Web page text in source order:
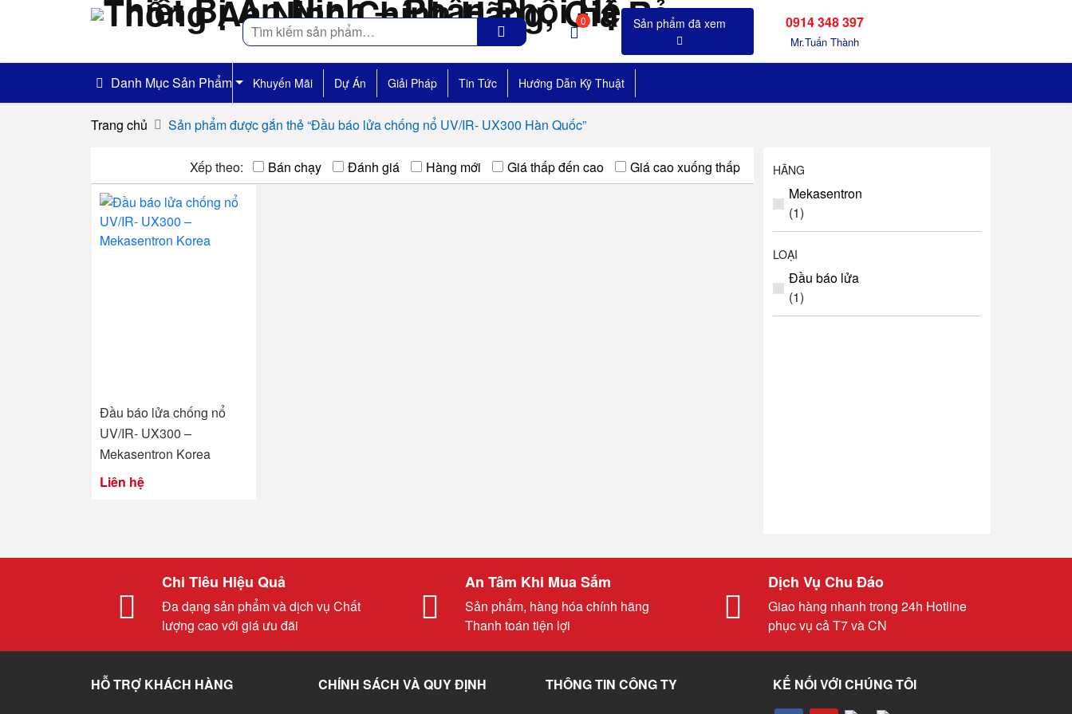
Tìm
kiếm
0 0914 348 397
Mr.Tuấn Thành
Danh Mục Sản Phẩm Khuyến Mãi Dự Án Giải Pháp Tin Tức Hướng Dẫn Kỹ Thuật
Trang chủ Sản phẩm được gắn thẻ “Đầu báo lửa chống nổ UV/IR- UX300 Hàn Quốc”
Xếp theo: Bán chạy Đánh giá Hàng mới Giá thấp đến cao Giá cao xuống thấp
Đầu báo lửa chống nổ
UV/IR- UX300 –
Mekasentron Korea
Liên hệ
HÃNG
Mekasentron
(1)
LOẠI
Đầu báo lửa
(1)
Chi Tiêu Hiệu Quả
Đa dạng sản phẩm và dịch vụ Chất
lượng cao với giá ưu đãi
An Tâm Khi Mua Sắm
Sản phẩm, hàng hóa chính hãng
Thanh toán tiện lợi
Dịch Vụ Chu Đáo
Giao hàng nhanh trong 24h Hotline
phục vụ cả T7 và CN
HỖ TRỢ KHÁCH HÀNG CHÍNH SÁCH VÀ QUY ĐỊNH THÔNG TIN CÔNG TY KẾ NỐI VỚI CHÚNG TÔI